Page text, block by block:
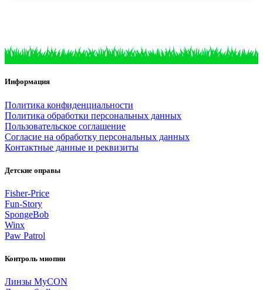
Информация
Политика конфиденциальности
Политика обработки персональных данных
Пользовательское соглашение
Согласие на обработку персональных данных
Контактные данные и реквизиты
Детские оправы
Fisher-Price
Fun-Story
SpongeBob
Winx
Paw Patrol
Контроль миопии
Линзы MyCON